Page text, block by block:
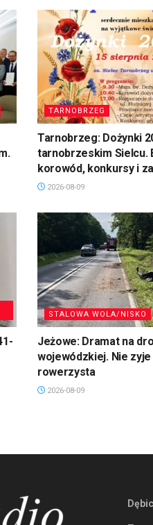
TARNOBRZEG
Tarnobrzeg: Dożynki
tarnobrzeskim Sielcu.
korowód, konkursy i
2026-08-09
STALOWA WOLA/NISKO
Jeżowe: Dramat na
wojewódzkiej. Nie zyje
rowerzysta
2026-08-09